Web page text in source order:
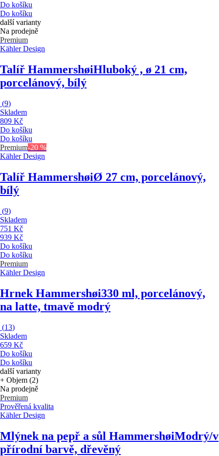
Do košíku
Do košíku
další varianty
Na prodejně
Premium
Kähler Design
Talíř HammershøiHluboký , ø 21 cm,
porcelánový, bílý
(9)
Skladem
809 Kč
Do košíku
Do košíku
Premium-20 %
Kähler Design
Talíř HammershøiØ 27 cm, porcelánový,
bílý
(9)
Skladem
751 Kč
939 Kč
Do košíku
Do košíku
Premium
Kähler Design
Hrnek Hammershøi330 ml, porcelánový,
na latte, tmavě modrý
(13)
Skladem
659 Kč
Do košíku
Do košíku
další varianty
+ Objem (2)
Na prodejně
Premium
Prověřená kvalita
Kähler Design
Mlýnek na pepř a sůl HammershøiModrý/v
přírodní barvě, dřevěný